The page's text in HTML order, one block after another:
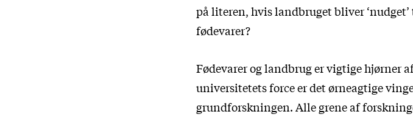
på literen, hvis landbruget bliver
fødevarer?
Fødevarer og landbrug er vigtige hjørner
universitetets force er det ørneagtige
grundforskningen. Alle grene af